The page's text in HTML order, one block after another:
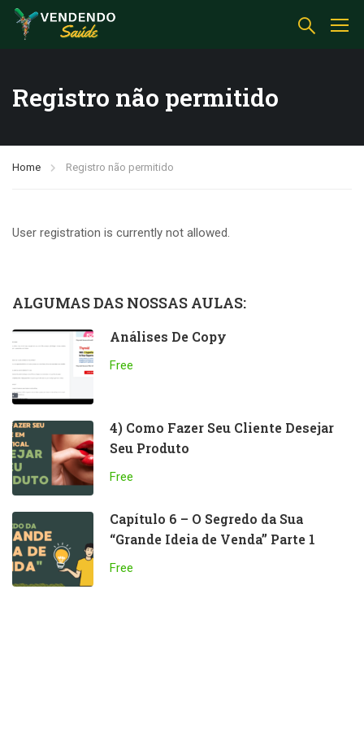
Registro não permitido
Home Registro não permitido
User registration is currently not allowed.
ALGUMAS DAS NOSSAS AULAS:
Análises De Copy
Free
4) Como Fazer Seu Cliente Desejar
Seu Produto
Free
Capítulo 6 – O Segredo da Sua
“Grande Ideia de Venda” Parte 1
Free